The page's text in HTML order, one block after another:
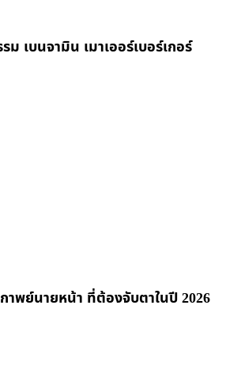
ม เบนจามิน เมาเออร์เบอร์เกอร์
าพย์นายหน้า ที่ต้องจับตาในปี 2026